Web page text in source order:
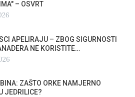
– OSVRT
APELIRAJU – ZBOG SIGURNOSTI
NE KORISTITE…
ZAŠTO ORKE NAMJERNO
JEDRILICE?